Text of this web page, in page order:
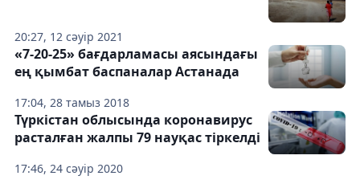
20:27, 12 сәуір 2021
17:04, 28 тамыз 2018
«7-20-25» бағдарламасы аясындағы
ең қымбат баспаналар Астанада
17:46, 24 сәуір 2020
Түркістан облысында коронавирус
расталған жалпы 79 науқас тіркелді